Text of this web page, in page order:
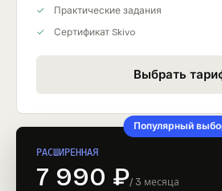
Практические задания
Сертификат Skivo
Выбрать
Популярный
РАСШИРЕННАЯ
7 990 ₽/ 3 месяца